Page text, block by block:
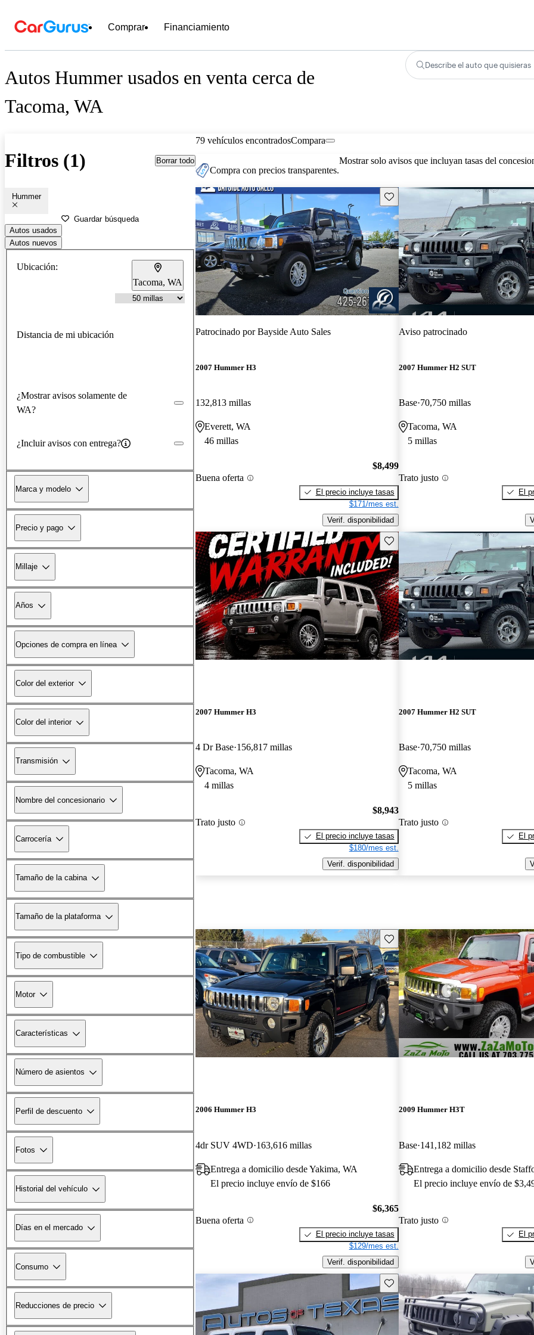
Comprar Financiamiento
Autos Hummer usados en venta cerca de
Tacoma, WA
Describe el auto que quisieras
Filtros (1) Borrar todo
Hummer
Guardar búsqueda
Autos usados
Autos nuevos
Ubicación:
Tacoma, WA
Distancia de mi ubicación
¿Mostrar avisos solamente de
WA?
¿Incluir avisos con entrega?
Marca y modelo
Precio y pago
Millaje
Años
Opciones de compra en línea
Color del exterior
Color del interior
Transmisión
Nombre del concesionario
Carrocería
Tamaño de la cabina
Tamaño de la plataforma
Tipo de combustible
Motor
Características
Número de asientos
Perfil de descuento
Fotos
Historial del vehículo
Días en el mercado
Consumo
Reducciones de precio
79 vehículos encontradosCompara
Compra con precios transparentes.
Mostrar solo avisos que incluyan tasas del
Guarda este Aviso
Patrocinado porBayside Auto Sales
2007 Hummer H3
132,813 millas
Everett, WA
46 millas
Buena oferta
$8,499
El precio incluye tasas
$171/mes est.
Verif. disponibilidad
Aviso patrocinado
2007 Hummer H2 SUT
Base 70,750 millas
Tacoma, WA
5 millas
Trato justo
El
Guarda este Aviso
2007 Hummer H3
4 Dr Base 156,817 millas
Tacoma, WA
4 millas
Trato justo
$8,943
El precio incluye tasas
$180/mes est.
Verif. disponibilidad
2007 Hummer H2 SUT
Base 70,750 millas
Tacoma, WA
5 millas
Trato justo
El
Guarda este Aviso
2006 Hummer H3
4dr SUV 4WD 163,616 millas
Entrega a domicilio desde Yakima, WA
El precio incluye envío de $166
Buena oferta
$6,365
El precio incluye tasas
$129/mes est.
Verif. disponibilidad
2009 Hummer H3T
Base 141,182 millas
Entrega a domicilio desde
El precio incluye envío de
Trato justo
El
Guarda este Aviso